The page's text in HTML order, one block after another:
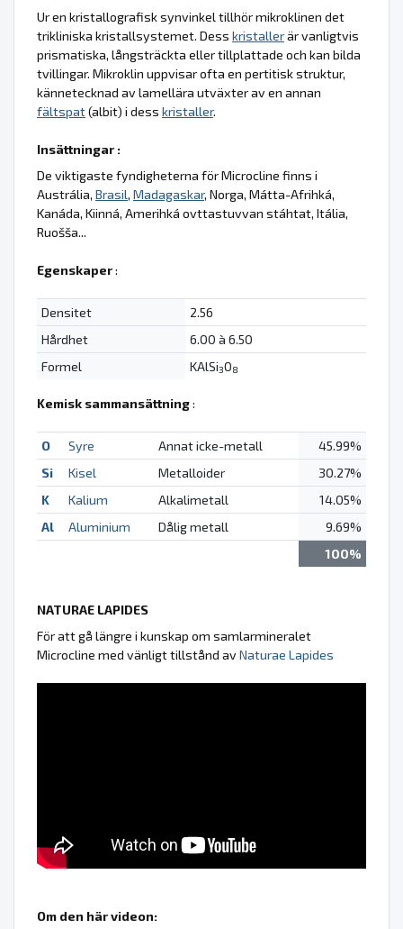
Ur en kristallografisk synvinkel tillhör mikroklinen det
trikliniska kristallsystemet. Dess kristallerär vanligtvis
prismatiska, långsträckta eller tillplattade och kan bilda
tvillingar. Mikroklin uppvisar ofta en pertitisk struktur,
kännetecknad av lamellära utväxter av en annan
fältspat(albit) i dess kristaller.
Insättningar :
De viktigaste fyndigheterna för Microcline finns i
Austrália, Brasil, Madagaskar, Norga, Mátta-Afrihká,
Kanáda, Kiinná, Amerihká ovttastuvvan stáhtat, Itália,
Ruošša...
Egenskaper:
Densitet
2.56
Hårdhet
6.00 à 6.50
Formel
KAlSi3O8
Kemisk sammansättning:
O Syre Annat icke-metall
45.99%
Si
Kisel Metalloider
30.27%
K
Kalium Alkalimetall
14.05%
Al
Aluminium Dålig metall
9.69%
100%
NATURAE LAPIDES
För att gå längre i kunskap om samlarmineralet
Microcline med vänligt tillstånd avNaturae Lapides
Om den här videon: